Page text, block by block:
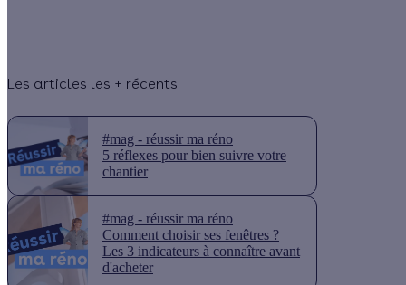
Les articles les + récents
#mag - réussir ma réno
5 réflexes pour bien suivre votre
chantier
#mag - réussir ma réno
Comment choisir ses fenêtres ?
Les 3 indicateurs à connaître avant
d'acheter